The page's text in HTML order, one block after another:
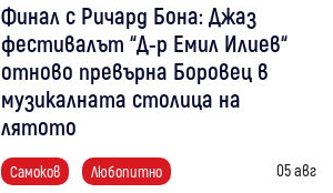
Финал с Ричард Бона: Джаз
фестивалът “Д-р Емил Илиев“
отново превърна Боровец в
музикалната столица на
лятото
Самоков Любопитно 05 авг